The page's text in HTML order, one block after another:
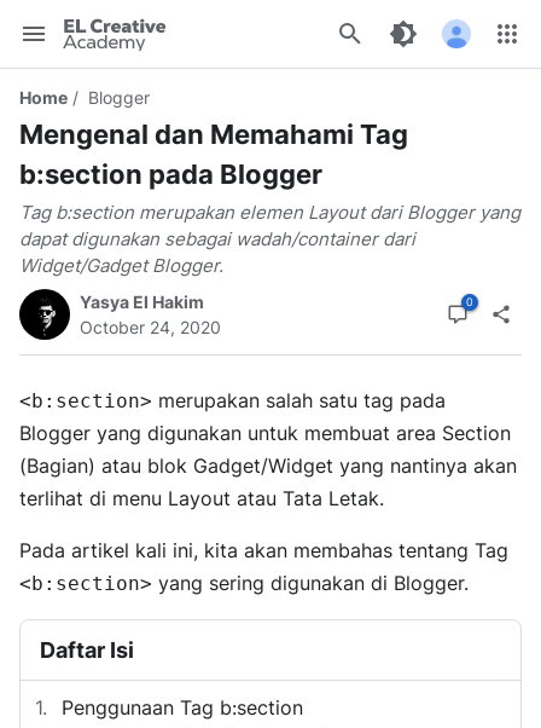
EL
Academy
Home Blogger
Mengenal dan Memahami Tag
b:section pada Blogger
Tag b:section merupakan elemen Layout dari Blogger yang
dapat digunakan sebagai wadah/container dari
Widget/Gadget Blogger.
Yasya El Hakim
October 24, 2020
<b:section> merupakan salah satu tag pada
Blogger yang digunakan untuk membuat area Section
(Bagian) atau blok Gadget/Widget yang nantinya akan
terlihat di menu Layout atau Tata Letak.
Pada artikel kali ini, kita akan membahas tentang Tag
<b:section> yang sering digunakan di Blogger.
Daftar Isi
Penggunaan Tag b:section